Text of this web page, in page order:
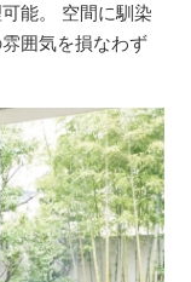
能。 空間に馴染
囲気を損なわず